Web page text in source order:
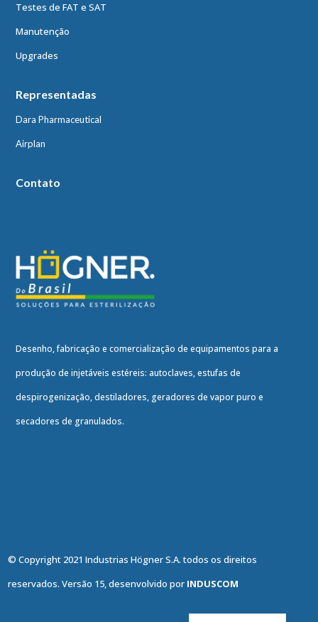
Testes de FAT e SAT
Manutenção
Upgrades
Representadas
Dara Pharmaceutical
Airplan
Contato
Desenho, fabricação e comercialização de equipamentos para a
produção de injetáveis estéreis: autoclaves, estufas de
despirogenização, destiladores, geradores de vapor puro e
secadores de granulados.
© Copyright 2021 Industrias Högner S.A. todos os direitos
reservados. Versão 15, desenvolvido por INDUSCOM